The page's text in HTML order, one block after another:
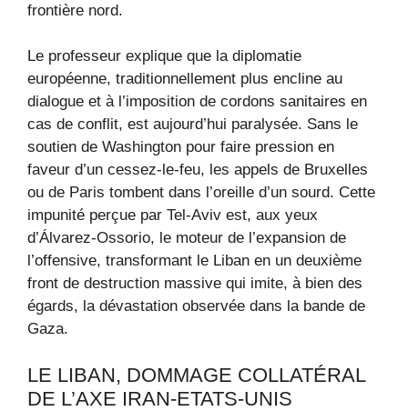
frontière nord.
Le professeur explique que la diplomatie
européenne, traditionnellement plus encline au
dialogue et à l’imposition de cordons sanitaires en
cas de conflit, est aujourd’hui paralysée. Sans le
soutien de Washington pour faire pression en
faveur d’un cessez-le-feu, les appels de Bruxelles
ou de Paris tombent dans l’oreille d’un sourd. Cette
impunité perçue par Tel-Aviv est, aux yeux
d’Álvarez-Ossorio, le moteur de l’expansion de
l’offensive, transformant le Liban en un deuxième
front de destruction massive qui imite, à bien des
égards, la dévastation observée dans la bande de
Gaza.
LE LIBAN, DOMMAGE COLLATÉRAL
DE L’AXE IRAN-ETATS-UNIS